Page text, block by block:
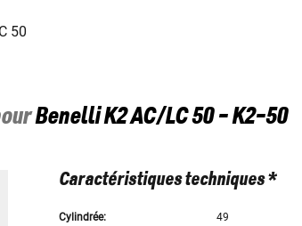
50
BenelliK2 AC/LC 50 - K2-50
Caractéristiques techniques *
Cylindrée: 49